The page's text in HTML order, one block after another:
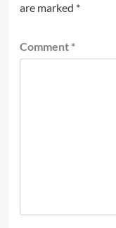
are marked *
Comment *